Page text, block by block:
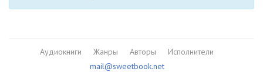
Аудиокниги Жанры Авторы
Исполнители
mail@sweetbook.net